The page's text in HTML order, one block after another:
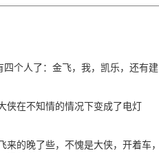
个人了：金飞，我，凯乐，还有建
侠在不知情的情况下变成了电灯
的晚了些，不愧是大侠，开着车，